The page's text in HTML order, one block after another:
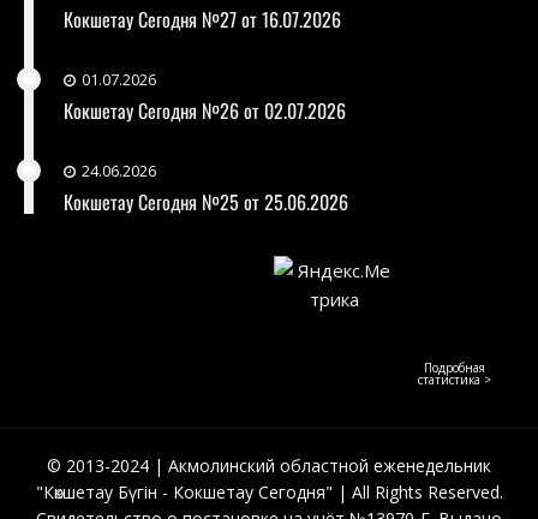
Кокшетау Сегодня №27 от 16.07.2026
01.07.2026
Кокшетау Сегодня №26 от 02.07.2026
24.06.2026
Кокшетау Сегодня №25 от 25.06.2026
Подробная
статистика >
© 2013-2024 | Акмолинский областной еженедельник
"Көкшетау Бүгін - Кокшетау Сегодня" | All Rights Reserved.